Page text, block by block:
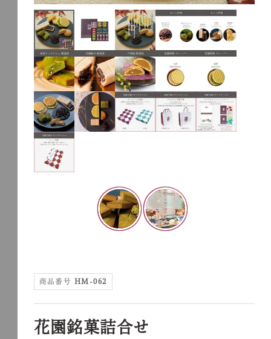
商品番号 HM-062
花園銘菓詰合せ